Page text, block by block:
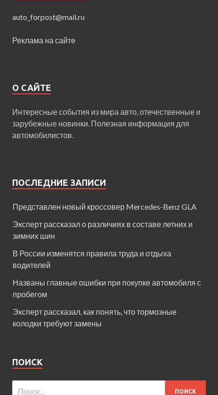
auto_forpost@mail.ru
Реклама на сайте
О САЙТЕ
Интересные события из мира авто, отечественные и
зарубежные новинки. Полезная информация для
автомобилистов.
ПОСЛЕДНИЕ ЗАПИСИ
Представлен новый кроссовер Mercedes-Benz GLA
Эксперт рассказал о различиях в составе летних и
зимних шин
В России изменятся правила труда и отдыха
водителей
Названы главные ошибки при покупке автомобиля с
пробегом
Эксперт рассказал, как понять, что тормозные
колодки требуют замены
ПОИСК